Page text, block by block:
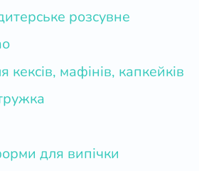
розсувне
кексів, мафінів, капкейків
для випічки